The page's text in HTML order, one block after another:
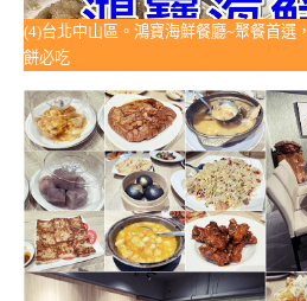
(4)台北中山區。鴻寶海鮮餐廳~聚餐首選
餅必吃